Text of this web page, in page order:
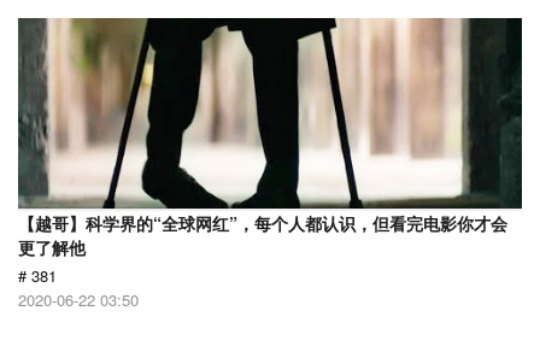
【越哥】科学界的“全球网红”，每个人都认识，但看完电影你才会
更了解他
# 381
2020-06-22 03:50